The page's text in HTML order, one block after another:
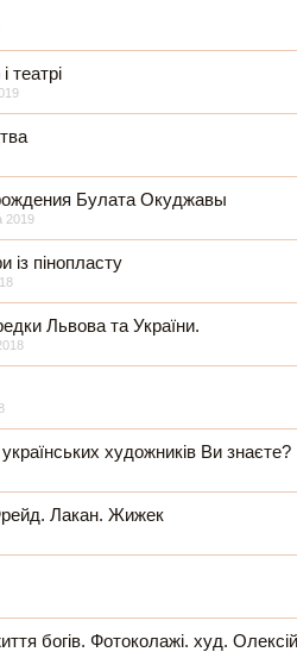
театрі
Булата Окуджавы
2019
із пінопласту
Львова та України.
художників Ви знаєте?
Лакан. Жижек
богів. Фотоколажі. худ.